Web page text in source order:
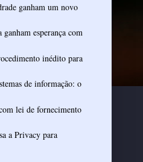
ganham um novo
esperança com
inédito para
de informação: o
lei de fornecimento
a Privacy para